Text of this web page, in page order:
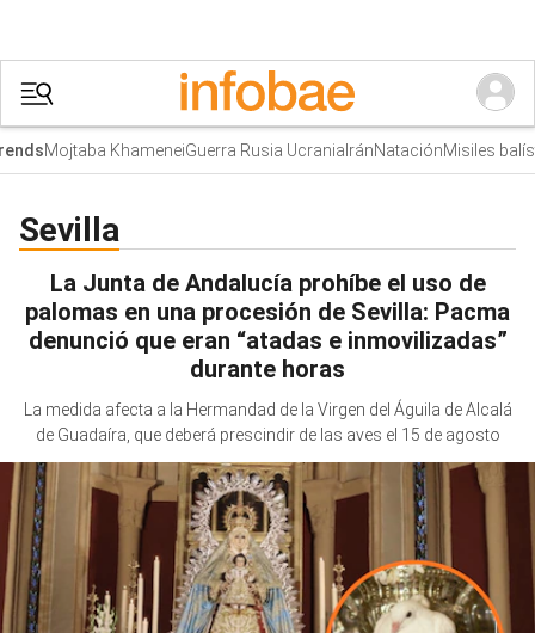
Mojtaba KhameneiGuerra Rusia UcraniaIránNataciónMisiles
Sevilla
La Junta de Andalucía prohíbe el uso de
palomas en una procesión de Sevilla: Pacma
denunció que eran “atadas e inmovilizadas”
durante horas
La medida afecta a la Hermandad de la Virgen del Águila de Alcalá
de Guadaíra, que deberá prescindir de las aves el 15 de agosto